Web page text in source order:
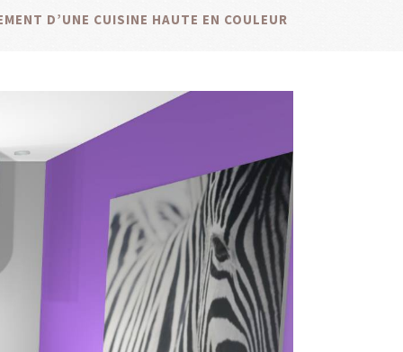
D’UNE CUISINE HAUTE EN COULEUR